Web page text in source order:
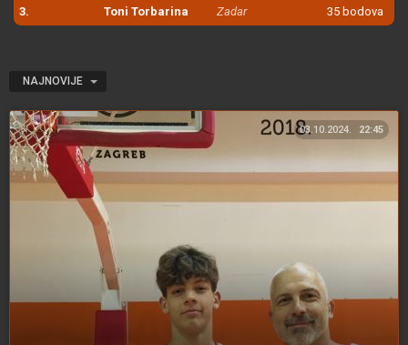
3. Toni Torbarina Zadar 35 bodova
NAJNOVIJE
03.10.2024. 22:45